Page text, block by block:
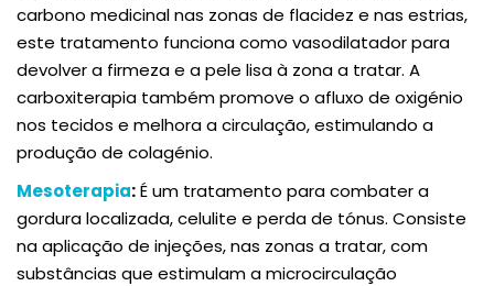
carbono medicinal nas zonas de flacidez e nas estrias,
este tratamento funciona como vasodilatador para
devolver a firmeza e a pele lisa à zona a tratar. A
carboxiterapia também promove o afluxo de oxigénio
nos tecidos e melhora a circulação, estimulando a
produção de colagénio.
Mesoterapia:É um tratamento para combater a
gordura localizada, celulite e perda de tónus. Consiste
na aplicação de injeções, nas zonas a tratar, com
substâncias que estimulam a microcirculação